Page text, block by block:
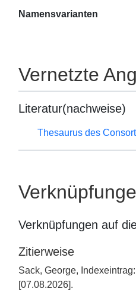
Namensvarianten
Vernetzte
Literatur(nachweise)
Thesaurus des
Verknüpfungen auf
Zitierweise
Sack, George,
[07.08.2026].